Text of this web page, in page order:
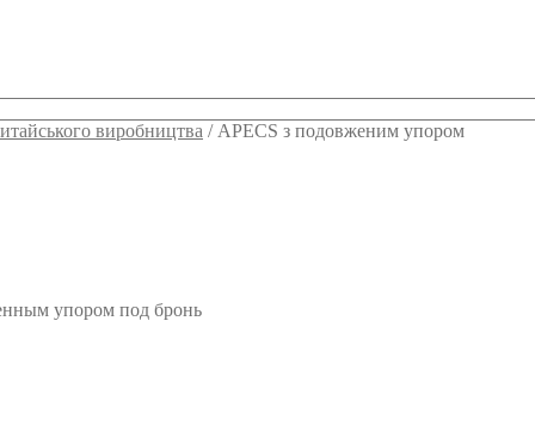
виробництва / APECS з подовженим упором
упором под бронь